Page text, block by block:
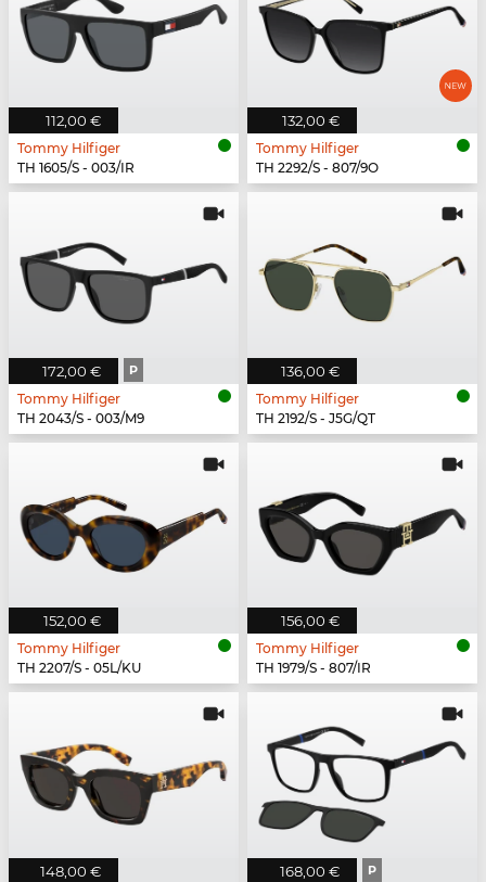
112,00 €
Tommy Hilfiger
TH 1605/S - 003/IR
132,00 €
Tommy Hilfiger
TH 2292/S - 807/9O
172,00 € P
Tommy Hilfiger
TH 2043/S - 003/M9
136,00 €
Tommy Hilfiger
TH 2192/S - J5G/QT
152,00 €
Tommy Hilfiger
TH 2207/S - 05L/KU
156,00 €
Tommy Hilfiger
TH 1979/S - 807/IR
148,00 € 168,00 € P